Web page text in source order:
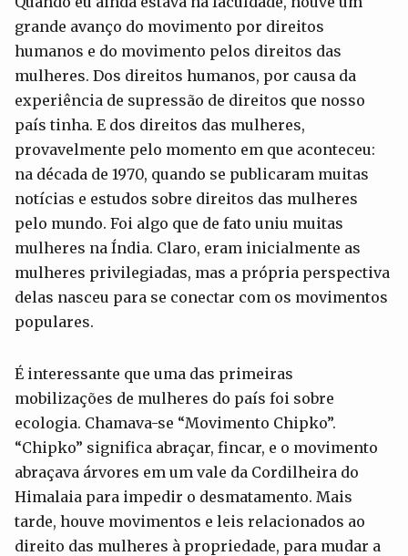
grande avanço do movimento por direitos
humanos e do movimento pelos direitos das
mulheres. Dos direitos humanos, por causa da
experiência de supressão de direitos que nosso
país tinha. E dos direitos das mulheres,
provavelmente pelo momento em que aconteceu:
na década de 1970, quando se publicaram muitas
notícias e estudos sobre direitos das mulheres
pelo mundo. Foi algo que de fato uniu muitas
mulheres na Índia. Claro, eram inicialmente as
mulheres privilegiadas, mas a própria perspectiva
delas nasceu para se conectar com os movimentos
populares.
É interessante que uma das primeiras
mobilizações de mulheres do país foi sobre
ecologia. Chamava-se “Movimento Chipko”.
“Chipko” significa abraçar, fincar, e o movimento
abraçava árvores em um vale da Cordilheira do
Himalaia para impedir o desmatamento. Mais
tarde, houve movimentos e leis relacionados ao
direito das mulheres à propriedade, para mudar a